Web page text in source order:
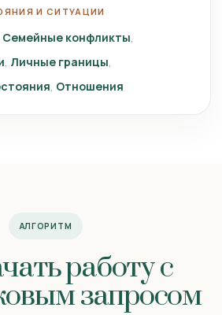
И СИТУАЦИИ
Семейные конфликты
Личные границы
Отношения
АЛГОРИТМ
работу с
запросом